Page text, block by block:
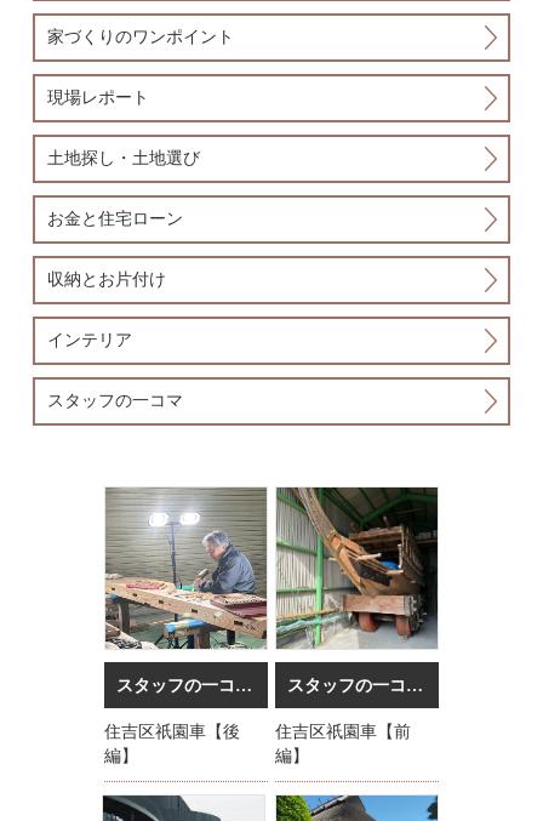
家づくりのワンポイント
現場レポート
土地探し・土地選び
お金と住宅ローン
収納とお片付け
インテリア
スタッフの一コマ
スタッフの一コマ 2025/05/15
住吉区祇園車【後
編】
スタッフの一コマ
住吉区祇園車【前
編】